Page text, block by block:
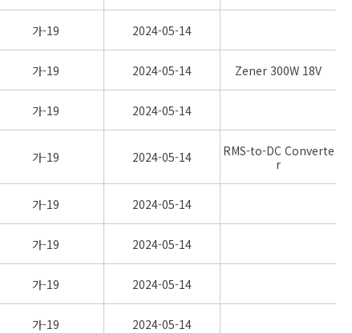
가-19 2024-05-14
가-19 2024-05-14 Zener 300W 18V
가-19 2024-05-14
가-19 2024-05-14
RMS-to-DC Converte
r
가-19 2024-05-14
가-19 2024-05-14
가-19 2024-05-14
가-19 2024-05-14